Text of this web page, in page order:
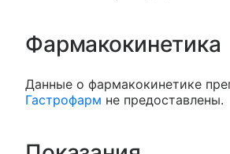
Фармакокинетика
Данные о фармакокинетике
Гастрофарм не предоставлены.